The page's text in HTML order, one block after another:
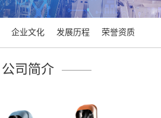
企业文化 发展历程 荣誉资质
公司简介